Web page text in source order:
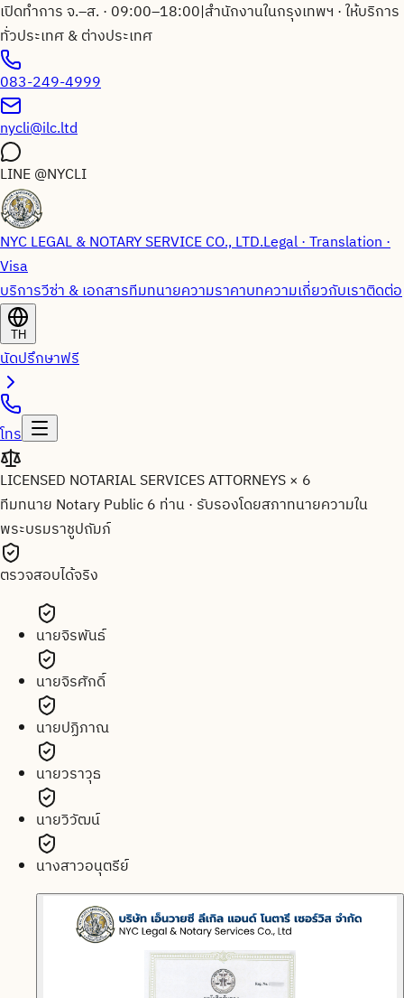
เปิดทำการ จ.–ส. · 09:00–18:00|สำนักงานในกรุงเทพฯ · ให้บริการ
ทั่วประเทศ & ต่างประเทศ
083-249-4999
nycli@ilc.ltd
LINE@NYCLI
NYC LEGAL & NOTARY SERVICE CO., LTD.Legal · Translation ·
Visa
บริการวีซ่า & เอกสารทีมทนายความราคาบทความเกี่ยวกับเราติดต่อ
TH
นัดปรึกษาฟรี
โทร
LICENSED NOTARIAL SERVICES ATTORNEYS × 6
ทีมทนาย Notary Public 6 ท่าน· รับรองโดยสภาทนายความใน
พระบรมราชูปถัมภ์
ตรวจสอบได้จริง
นายจิรพันธ์
นายจิรศักดิ์
นายปฏิภาณ
นายวราวุธ
นายวิวัฒน์
นางสาวอนุตรีย์